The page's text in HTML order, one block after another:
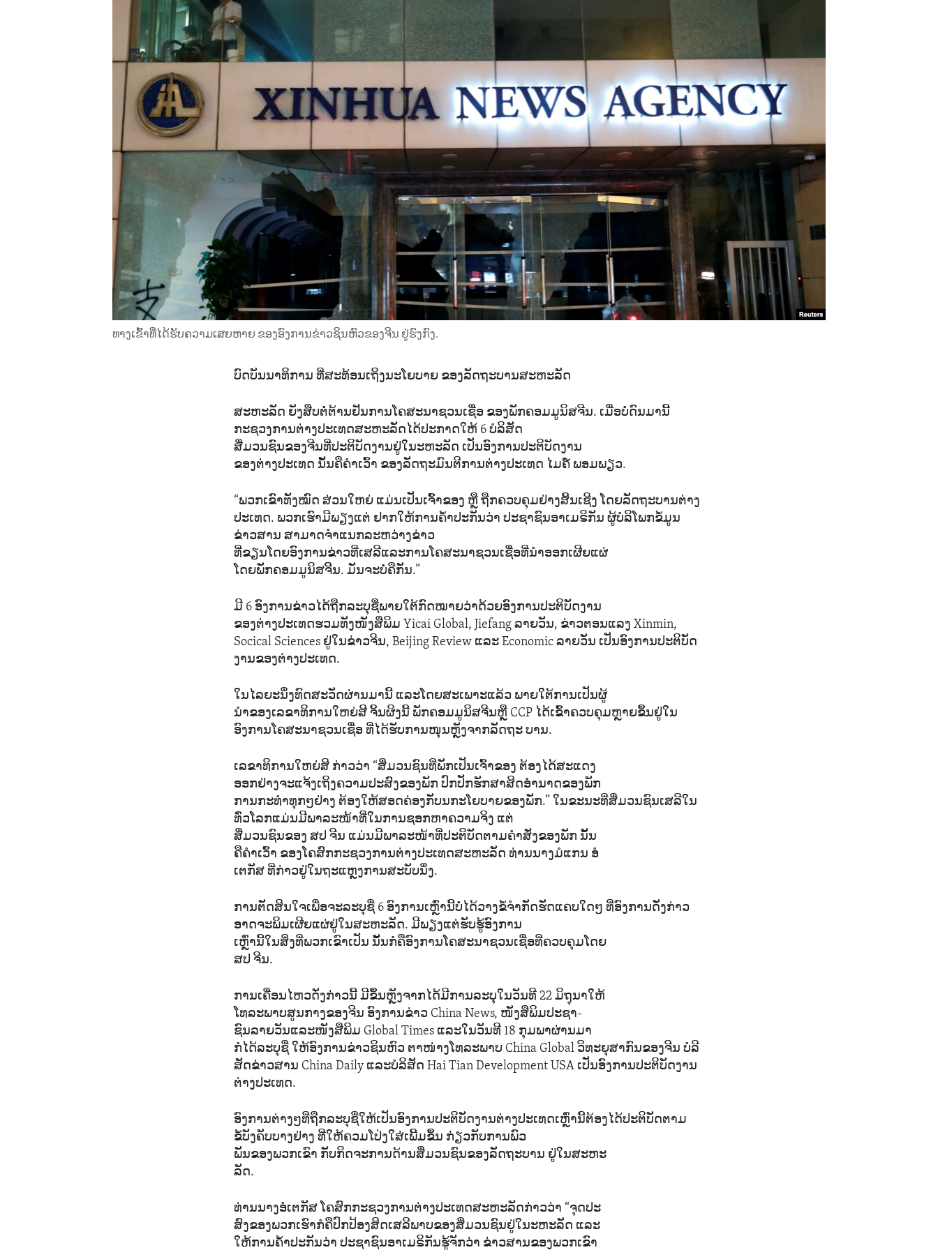
IDEALS AND INSTITUTIONS
ທາງເຂົ້າທີ່ໄດ້ຮັບຄວາມເສຍຫາຍ ຂອງອົງການຂ່າວຊິນຫົວຂອງຈີນ ຢູ່ຮົງກົງ.
ບົດບັນນາທິການ ທີ່ສະທ້ອນເຖິງນະໂຍບາຍ ຂອງລັດຖະບານສະຫະລັດ
ສະຫະລັດ ຍັງສືບຕໍ່ຕ້ານຢັນການໂຄສະນາຊວນເຊື່ອ ຂອງພັກຄອມມູນິສຈີນ. ເມື່ອບໍ່ດົນມານີ້
ກະຊວງການຕ່າງປະເທດສະຫະລັດໄດ້ປະກາດໃຫ້ 6 ບໍລິສັດ
ສື່ມວນຊົນຂອງຈີນທີ່ປະຕິບັດງານຢູ່ໃນະຫະລັດ ເປັນອົງການປະຕິບັດງານ
ຂອງຕ່າງປະເທດ ນັ້ນຄືຄຳເວົ້າ ຂອງລັດຖະມົນຕີການຕ່າງປະເທດ ໄມຄ໌ ພອມພຽວ.
“ພວກເຂົາທັງໝົດ ສ່ວນໃຫຍ່ ແມ່ນເປັນເຈົ້າຂອງ ຫຼື ຖືກຄວບຄຸມຢ່າງສິ້ນເຊີງ ໂດຍລັດຖະບານຕ່າງ
ປະເທດ. ພວກເຮົາມີພຽງແຕ່ ຢາກໃຫ້ການຄ້ຳປະກັນວ່າ ປະຊາຊົນອາເມຣິກັນ ຜູ້ບໍລິໂພກຂໍ້ມູນ
ຂ່າວສານ ສາມາດຈຳແນກລະຫວ່າງຂ່າວ
ທີ່ຂຽນໂດຍອົງການຂ່າວທີ່ເສລີແລະການໂຄສະນາຊວນເຊື່ອທີ່ນຳອອກເຜີຍແຜ່
ໂດຍພັກຄອມມູນິສຈີິນ. ມັນຈະບໍ່ຄືກັນ.”
ມີ​ 6 ອົງການຂ່າວໄດ້ຖືກລະບຸຊື່ພາຍໃຕ້ກົດໝາຍວ່າດ້ວຍອົງການປະຕິບັດງານ
ຂອງຕ່າງປະເທດຮວມທັງໜັງສືພິມ Yicai Global, Jiefang ລາຍວັນ, ຂ່າວຕອນແລງ Xinmin,
Socical Sciences ຢູ່ໃນຂ່າວຈີນ, Beijing Review ແລະ Economic ລາຍວັນ ເປັນອົງການປະຕິບັດ
ງານຂອງຕ່າງປະເທດ.
ໃນໄລຍະນຶ່ງທົດສະວັດຜ່ານມານີ້ ແລະໂດຍສະເພາະແລ້ວ ພາຍໃຕ້ການເປັນຜູ້
ນຳຂອງເລຂາທິການໃຫຍ່ສີ ຈິ້ນຜິງນີ້ ພັກຄອມມູນິສຈີນຫຼື CCP ໄດ້ເຂົ້າຄວບຄຸມຫຼາຍຂຶ້ນຢູ່ໃນ
ອົງການໂຄສະນາຊວນເຊື່ອ ທີ່ໄດ້ຮັບການໜຸນຫຼັງຈາກລັດຖະ ບານ.
ເລຂາທິການໃຫຍ່ສີ ກ່າວວ່າ “ສື່ມວນຊົນທີ່ພັກເປັນເຈົ້າຂອງ ຕ້ອງໄດ້ສະແດງ
ອອກຢ່າງຈະແຈ້ງເຖິງຄວາມປະສົງຂອງພັກ ປົກປັກຮັກສາສິດອຳນາດຂອງພັກ
ການກະທຳທຸກໆຢ່າງ ຕ້ອງໃຫ້ສອດຄ່ອງກັບນກະໂຍບາຍຂອງພັກ.” ໃນຂະນະທີ່ສື່ມວນຊົນເສລີໃນ
ທົ່ວໂລກແມ່ນມີພາລະໜ້າທີ່ໃນການຊອກຫາຄວາມຈິງ ແຕ່
ສື່ມວນຊົນຂອງ ສປ ຈີນ ແມ່ນມີພາລະໜ້າທີ່ປະຕິບັດຕາມຄຳສັ່ງຂອງພັກ ນັ້ນ
ຄືຄຳເວົ້າ ຂອງໂຄສົກກະຊວງການຕ່າງປະເທດສະຫະລັດ ທ່ານນາງມໍແກນ ອໍ
ເຕກັສ ທີ່ກ່າວຢູ່ໃນຖະແຫຼງການສະບັບນຶ່ງ.
ການຕັດສິນໃຈເພື່ອຈະລະບຸຊື່ 6 ອົງການເຫຼົ່ານີ້ບໍ່ໄດ້ວາງຂໍ້ຈຳກັດຮັດແຄບໃດໆ ທີ່ອົງການດັ່ງກ່າວ
ອາດຈະພິມເຜີຍແຜ່ຢູ່ໃນສະຫະລັດ. ມີພຽງແຕ່ຮັບຮູ້ອົງການ
ເຫຼົ່ານີ້ໃນສິ່ງທີ່ພວກເຂົາເປັນ ນັ້ນກໍຄືອົງການໂຄສະນາຊວນເຊື່ອທີ່ຄວບຄຸມໂດຍ
ສປ ຈີນ.
ການເຄື່ອນໄຫວດັ່ງກ່າວນີ້ ມີຂຶ້ນຫຼັງຈາກໄດ້ມີການລະບຸໃນວັນທີ 22 ມິຖຸນາໃຫ້
ໂທລະພາບສູນກາງຂອງຈີນ ອົງການຂ່າວ China News, ໜັງສືພິມປະຊາ-
ຊົນລາຍວັນແລະໜັງສືພິມ Global Times ແລະໃນວັນທີ 18 ກຸມພາຜ່ານມາ
ກໍໄດ້ລະບຸຊື່ ໃຫ້ອົງການຂ່າວຊິນຫົວ ຕາໜ່າງໂທລະພາບ China Global ວິທະຍຸສາກົນຂອງຈີນ ບໍລີ
ສັດຂ່າວສານ China Daily ແລະບໍລິສັດ Hai Tian Development USA ເປັນອົງການປະຕິບັດງານ
ຕ່າງປະເທດ.
ອົງການຕ່າງໆທີ່ຖືກລະບຸຊື່ໃຫ້ເປັນອົງການປະຕິບັດງານຕ່າງປະເທດເຫຼົ່ານີ້ຕ້ອງໄດ້ປະຕິບັດຕາມ
ຂໍ້ບັງຄັບບາງຢ່າງ ທີ່ໃຫ້ຄວມໂປ່ງໃສ່ເພີ້ມຂຶ້ນ ກ່ຽວກັບການພົວ
ພັນຂອງພວກເຂົາ ກັບກິດຈະການດ້ານສື່ມວນຊົນຂອງລັດຖະບານ ຢູ່ໃນສະຫະ
ລັດ.
ທ່ານນາງອໍເຕກັສ​ ໂຄສົກກະຊວງການຕ່າງປະເທດສະຫະລັດກ່າວວ່າ “ຈຸດປະ
ສົງຂອງພວກເຮົາກໍຄືປົກປ້ອງສິດເສລີພາບຂອງສື່ມວນຊົນຢູ່ໃນະຫະລັດ ແລະ
ໃຫ້ການຄ້ຳປະກັນວ່າ ປະຊາຊົນອາເມຣິກັນຮູ້ຈັກວ່າ ຂ່າວສານຂອງພວກເຂົາ